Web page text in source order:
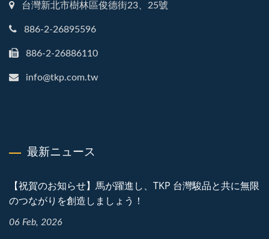
台灣新北市樹林區俊德街23、25號
886-2-26895596
886-2-26886110
info@tkp.com.tw
最新ニュース
【祝賀のお知らせ】馬が躍進し、TKP 台灣駿品と共に無限
のつながりを創造しましょう！
06 Feb, 2026